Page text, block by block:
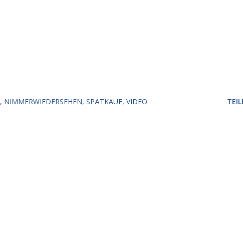
NIMMERWIEDERSEHEN SPÄTKAUF VIDEO